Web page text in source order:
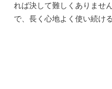
れば決して難しくありませ
で、長く心地よく使い続け